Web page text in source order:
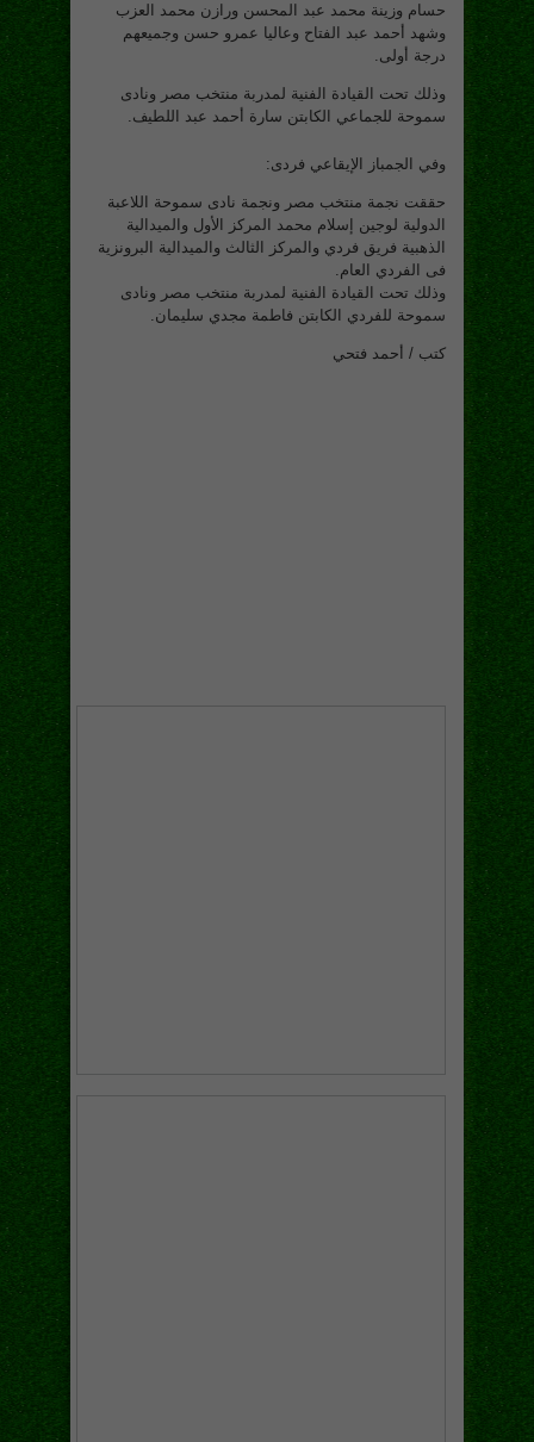
حسام وزينة محمد عبد المحسن ورازن محمد العزب
وشهد أحمد عبد الفتاح وعاليا عمرو حسن وجميعهم
درجة أولى.
وذلك تحت القيادة الفنية لمدربة منتخب مصر ونادى
سموحة للجماعي الكابتن سارة أحمد عبد اللطيف.
وفي الجمباز الإيقاعي فردى:
حققت نجمة منتخب مصر ونجمة نادى سموحة اللاعبة
الدولية لوجين إسلام محمد المركز الأول والميدالية
الذهبية فريق فردي والمركز الثالث والميدالية البرونزية
فى الفردي العام.
وذلك تحت القيادة الفنية لمدربة منتخب مصر ونادى
سموحة للفردي الكابتن فاطمة مجدي سليمان.
كتب / أحمد فتحي